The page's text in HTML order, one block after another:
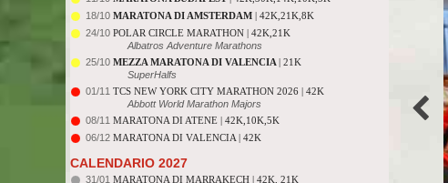
18/10 MARATONA DI AMSTERDAM | 42K,21K,8K
24/10 POLAR CIRCLE MARATHON | 42K,21K
Albatros Adventure Marathons
25/10 MEZZA MARATONA DI VALENCIA | 21K
SuperHalfs
01/11 TCS NEW YORK CITY MARATHON 2026 | 42K
Abbott World Marathon Majors
08/11 MARATONA DI ATENE | 42K,10K,5K
06/12 MARATONA DI VALENCIA | 42K
CALENDARIO 2027
31/01 MARATONA DI MARRAKECH | 42K, 21K